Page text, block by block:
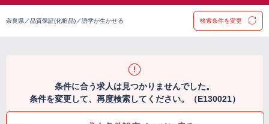
奈良県／品質保証(化粧品)／語学が生かせる 検索条件を変更
条件に合う求人は見つかりませんでした。
条件を変更して、再度検索してください。（E130021）